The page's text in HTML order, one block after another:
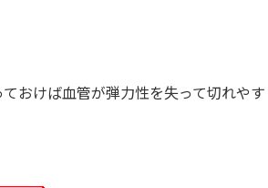
おけば血管が弾力性を失って切れやす